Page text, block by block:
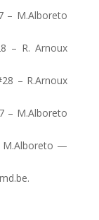
– M.Alboreto
– R. Arnoux
– R.Arnoux
– M.Alboreto
M.Alboreto —